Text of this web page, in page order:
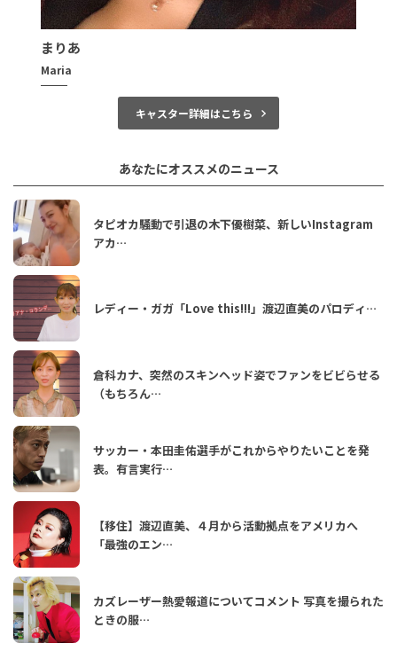
まりあ
Maria
キャスター詳細はこちら
あなたにオススメのニュース
タピオカ騒動で引退の木下優樹菜、新しいInstagram
アカ…
レディー・ガガ「Love this!!!」渡辺直美のパロディ…
倉科カナ、突然のスキンヘッド姿でファンをビビらせる
（もちろん…
サッカー・本田圭佑選手がこれからやりたいことを発
表。有言実行…
【移住】渡辺直美、４月から活動拠点をアメリカへ
「最強のエン…
カズレーザー熱愛報道についてコメント 写真を撮られた
ときの服…